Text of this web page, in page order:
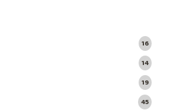
16
14
19
45